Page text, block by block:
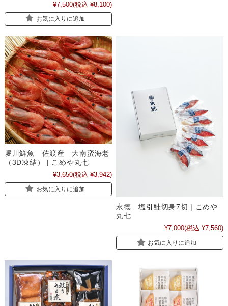
¥7,500(税込 ¥8,100)
お気に入りに追加
堀川鮮魚 佐渡産 大南蛮海老
（3D凍結） | こめや丸七
¥3,650(税込 ¥3,942)
お気に入りに追加
永徳 塩引鮭切身7切 | こめや
丸七
¥7,000(税込 ¥7,560)
お気に入りに追加